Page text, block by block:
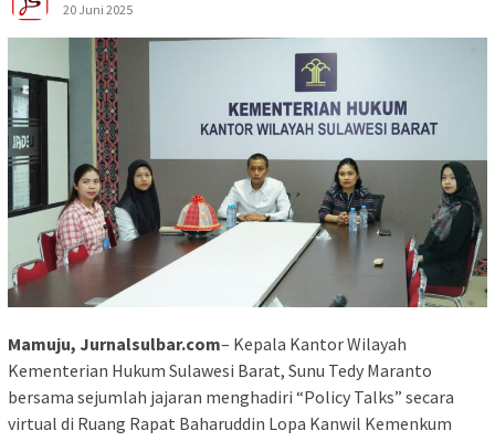
20 Juni 2025
Mamuju, Jurnalsulbar.com– Kepala Kantor Wilayah
Kementerian Hukum Sulawesi Barat, Sunu Tedy Maranto
bersama sejumlah jajaran menghadiri “Policy Talks” secara
virtual di Ruang Rapat Baharuddin Lopa Kanwil Kemenkum